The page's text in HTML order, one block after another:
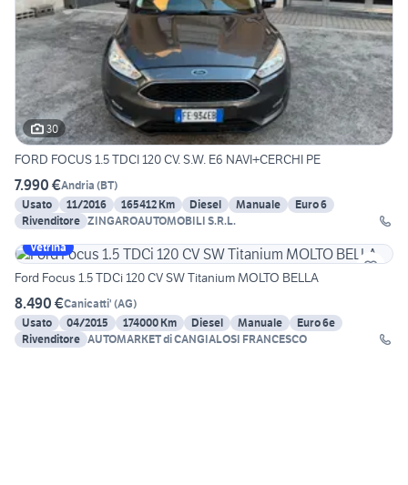
30
FORD FOCUS 1.5 TDCI 120 CV. S.W. E6 NAVI+CERCHI PE
7.990 €Andria (BT)
Usato
11/2016 165412 Km Diesel Manuale
Euro 6
Rivenditore ZINGAROAUTOMOBILI S.R.L.
Vetrina
Ford Focus 1.5 TDCi 120 CV SW Titanium MOLTO BELLA
8.490 €Canicatti' (AG)
Usato
04/2015 174000 Km Diesel Manuale
Euro 6e
Rivenditore AUTOMARKET di CANGIALOSI FRANCESCO